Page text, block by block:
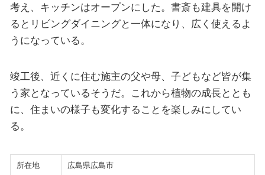
考え、キッチンはオープンにした。書斎も建具を開け
るとリビングダイニングと一体になり、広く使えるよ
うになっている。
竣工後、近くに住む施主の父や母、子どもなど皆が集
う家となっているそうだ。これから植物の成長ととも
に、住まいの様子も変化することを楽しみにしてい
る。
所在地 広島県広島市